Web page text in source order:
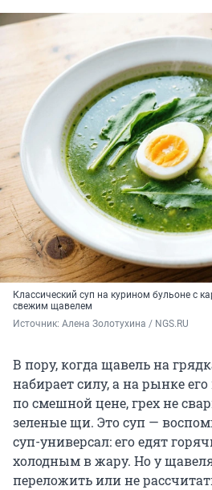
Классический суп на курином бульоне с
свежим щавелем
Источник: Алена Золотухина / NGS.RU
В пору, когда щавель на
набирает силу, а на рынке
по смешной цене, грех не
зеленые щи. Это суп —
суп-универсал: его едят
холодным в жару. Но у щавеля
переложить или не